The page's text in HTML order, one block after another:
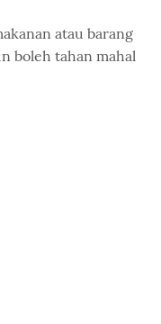
atau barang
boleh tahan mahal